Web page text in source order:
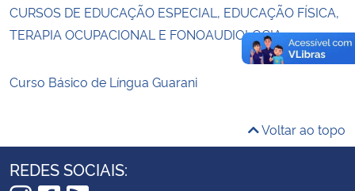
CURSOS DE EDUCAÇÃO ESPECIAL, EDUCAÇÃO FÍSICA,
TERAPIA OCUPACIONAL E FONOAUDIOLOGIA
Curso Básico de Língua Guarani
Voltar ao topo
REDES SOCIAIS: